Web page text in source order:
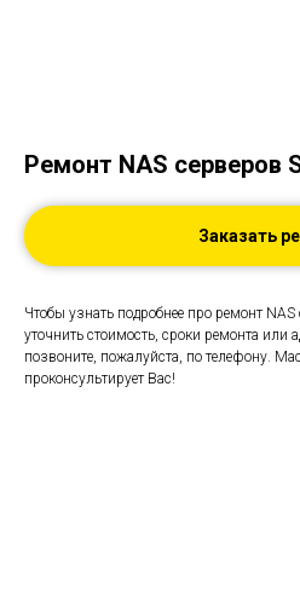
Ремонт NAS серверов
Заказать
Чтобы узнать подробнее про ремонт
уточнить стоимость, сроки ремонта или
позвоните, пожалуйста, по телефону.
проконсультирует Вас!